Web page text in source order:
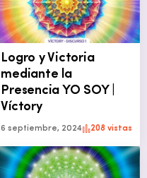
Logro y Victoria
mediante la
Presencia YO SOY |
Víctory
6 septiembre, 2024 208 vistas